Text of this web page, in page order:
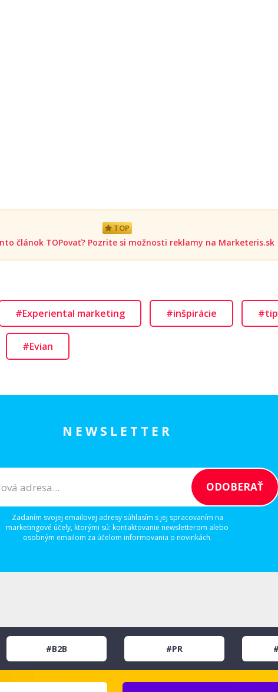
TOP
článok TOPovať? Pozrite si možnosti reklamy na Marketeris.sk
#Experiental marketing #inšpirácie
#Evian
NEWSLETTER
Zadaním svojej emailovej adresy súhlasím s jej spracovaním na
marketingové účely, ktorými sú: kontaktovanie newsletterom alebo
osobným emailom za účelom informovania o novinkách.
#B2B #PR